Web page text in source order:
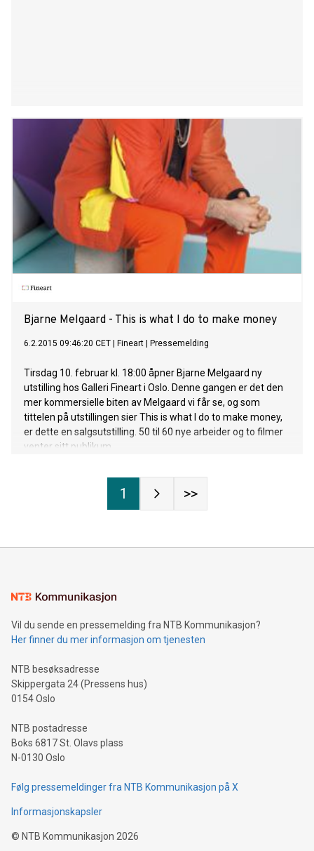
Bjarne Melgaard - This is what I do to make money
6.2.2015 09:46:20 CET Fineart Pressemelding
Tirsdag 10. februar kl. 18:00 åpner Bjarne Melgaard ny
utstilling hos Galleri Fineart i Oslo. Denne gangen er det den
mer kommersielle biten av Melgaard vi får se, og som
tittelen på utstillingen sier This is what I do to make money,
er dette en salgsutstilling. 50 til 60 nye arbeider og to filmer
venter sitt publikum.
1 >>
Vil du sende en pressemelding fra NTB Kommunikasjon?
Her finner du mer informasjon om tjenesten
NTB besøksadresse
Skippergata 24 (Pressens hus)
0154 Oslo
NTB postadresse
Boks 6817 St. Olavs plass
N-0130 Oslo
Følg pressemeldinger fra NTB Kommunikasjon på X
Informasjonskapsler
© NTB Kommunikasjon 2026